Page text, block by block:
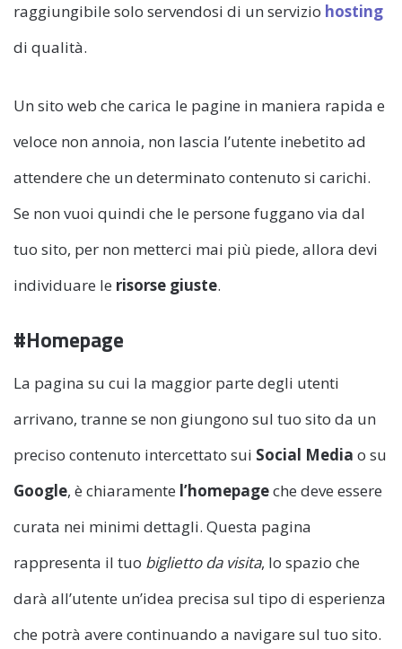
raggiungibile solo servendosi di un servizio hosting
di qualità.
Un sito web che carica le pagine in maniera rapida e
veloce non annoia, non lascia l’utente inebetito ad
attendere che un determinato contenuto si carichi.
Se non vuoi quindi che le persone fuggano via dal
tuo sito, per non metterci mai più piede, allora devi
individuare le risorse giuste.
#Homepage
La pagina su cui la maggior parte degli utenti
arrivano, tranne se non giungono sul tuo sito da un
preciso contenuto intercettato sui Social Media o su
Google, è chiaramente l’homepageche deve essere
curata nei minimi dettagli. Questa pagina
rappresenta il tuo biglietto da visita, lo spazio che
darà all’utente un’idea precisa sul tipo di esperienza
che potrà avere continuando a navigare sul tuo sito.